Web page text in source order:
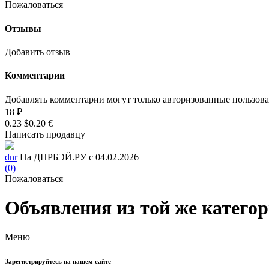
Пожаловаться
Отзывы
Добавить отзыв
Комментарии
Добавлять комментарии могут только авторизованные
18 ₽
0.23 $0.20 €
Написать продавцу
dnr На ДНРБЭЙ.РУ с 04.02.2026
(0)
Пожаловаться
Объявления из той же
Меню
Зарегистрируйтесь на нашем сайте